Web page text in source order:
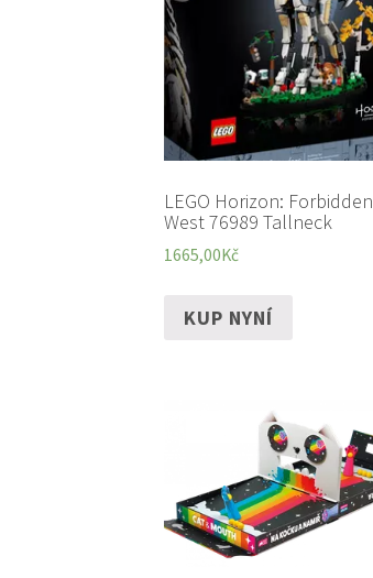
LEGO Horizon: Forbidden
West 76989 Tallneck
1665,00Kč
KUP NYNÍ